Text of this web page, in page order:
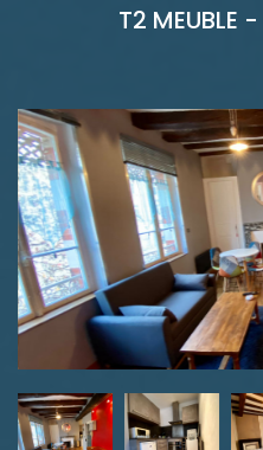
T2 MEUBLE -